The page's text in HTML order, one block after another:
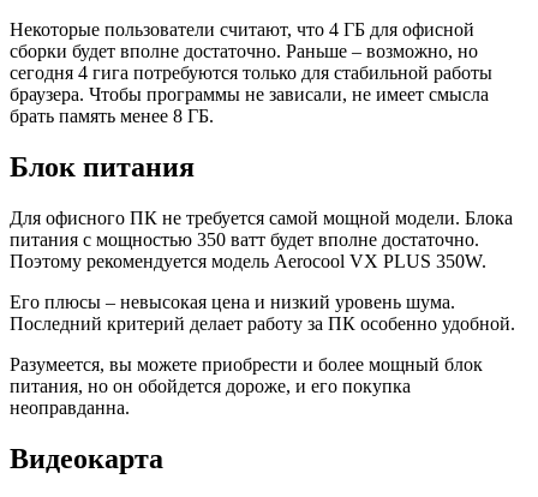
Некоторые пользователи считают, что 4 ГБ для офисной
сборки будет вполне достаточно. Раньше – возможно, но
сегодня 4 гига потребуются только для стабильной работы
браузера. Чтобы программы не зависали, не имеет смысла
брать память менее 8 ГБ.
Блок питания
Для офисного ПК не требуется самой мощной модели. Блока
питания с мощностью 350 ватт будет вполне достаточно.
Поэтому рекомендуется модель Aerocool VX PLUS 350W.
Его плюсы – невысокая цена и низкий уровень шума.
Последний критерий делает работу за ПК особенно удобной.
Разумеется, вы можете приобрести и более мощный блок
питания, но он обойдется дороже, и его покупка
неоправданна.
Видеокарта